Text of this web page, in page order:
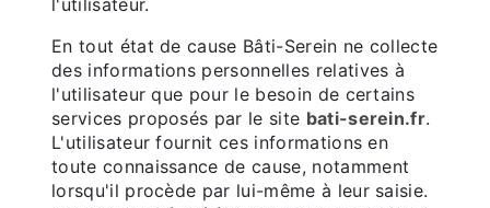
l'utilisateur.
En tout état de cause Bâti-Serein ne collecte
des informations personnelles relatives à
l'utilisateur que pour le besoin de certains
services proposés par le site bati-serein.fr.
L'utilisateur fournit ces informations en
toute connaissance de cause, notamment
lorsqu'il procède par lui-même à leur saisie.